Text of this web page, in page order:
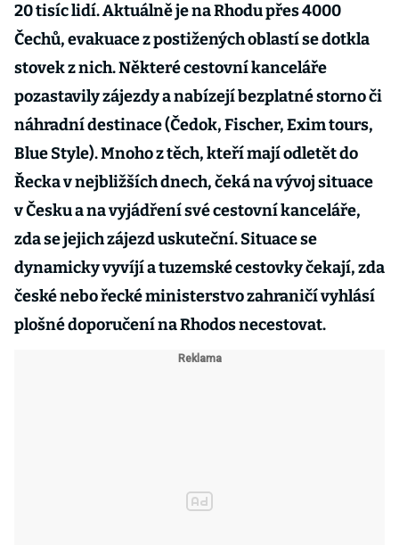
20 tisíc lidí. Aktuálně je na Rhodu přes 4000
Čechů, evakuace z postižených oblastí se dotkla
stovek z nich. Některé cestovní kanceláře
pozastavily zájezdy a nabízejí bezplatné storno či
náhradní destinace (Čedok, Fischer, Exim tours,
Blue Style). Mnoho z těch, kteří mají odletět do
Řecka v nejbližších dnech, čeká na vývoj situace
v Česku a na vyjádření své cestovní kanceláře,
zda se jejich zájezd uskuteční. Situace se
dynamicky vyvíjí a tuzemské cestovky čekají, zda
české nebo řecké ministerstvo zahraničí vyhlásí
plošné doporučení na Rhodos necestovat.